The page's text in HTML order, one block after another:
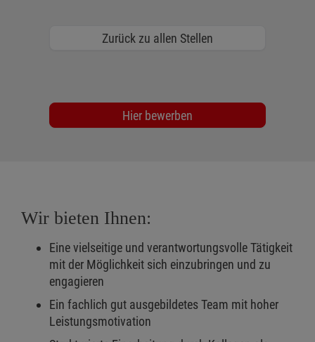
Zurück zu allen Stellen
Hier bewerben
Wir bieten Ihnen:
Eine vielseitige und verantwortungsvolle Tätigkeit
mit der Möglichkeit sich einzubringen und zu
engagieren
Ein fachlich gut ausgebildetes Team mit hoher
Leistungsmotivation